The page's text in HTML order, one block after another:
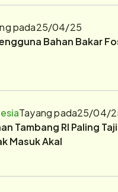
pada25/04/25
Bahan Bakar
Tayang pada25/04/
Tambang RI Paling
Masuk Akal